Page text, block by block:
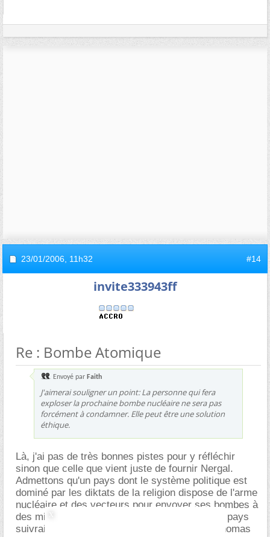
23/01/2006, 11h32 #14
invite333943ff
Re : Bombe Atomique
Envoyé par Faith
J'aimerai souligner un point: La personne qui fera
exploser la prochaine bombe nucléaire ne sera pas
forcément à condamner. Elle peut être une solution
éthique.
Là, j'ai pas de très bonnes pistes pour y réfléchir
sinon que celle que vient juste de fournir Nergal.
Admettons qu'un pays dont le système politique est
dominé par les diktats de la religion dispose de l'arme
nucléaire et des vecteurs pour envoyer ses bombes à
des milliers de kilomètres de son territoire. Ce pays
suivrait-il les principes de St-Augustin et St-Thomas